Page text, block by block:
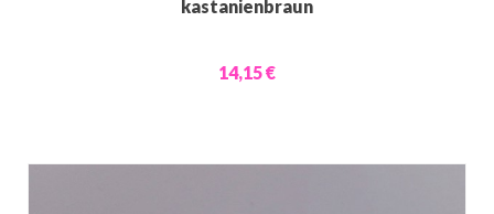
kastanienbraun
14,15 €